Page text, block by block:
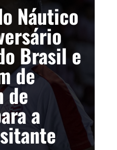
Náutico
Brasil e
de
de
a